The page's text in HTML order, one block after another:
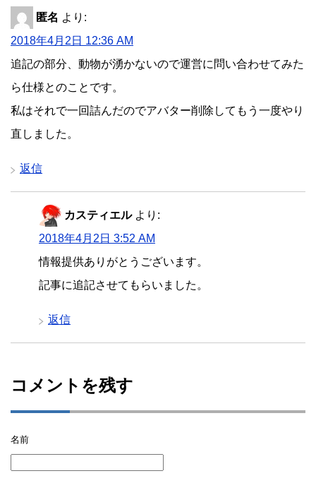
匿名 より:
2018年4月2日 12:36 AM
追記の部分、動物が湧かないので運営に問い合わせてみた
ら仕様とのことです。
私はそれで一回詰んだのでアバター削除してもう一度やり
直しました。
返信
カスティエル より:
2018年4月2日 3:52 AM
情報提供ありがとうございます。
記事に追記させてもらいました。
返信
コメントを残す
名前